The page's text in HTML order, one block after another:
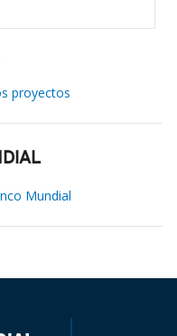
proyectos
Mundial